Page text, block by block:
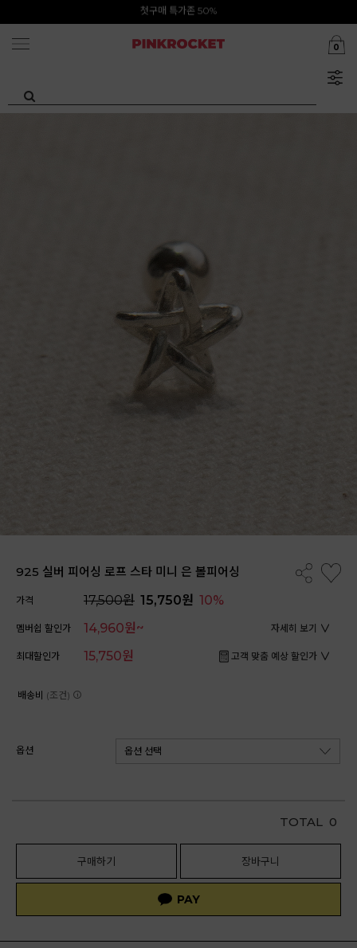
Summer Clearance ~80%
0
925 실버 피어싱 로프 스타 미니 은 볼피어싱
가격 17,500원 15,750원 10%
멤버쉽 할인가 14,960원~ 자세히 보기
최대할인가 15,750원 고객 맞춤 예상 할인가
배송비 (조건)
옵션
TOTAL 0
구매하기 장바구니